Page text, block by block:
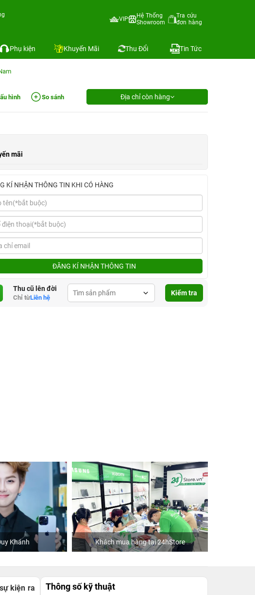
VIP
Hệ Thống
Showroom
Tra cứu
đơn hàng
Phụ kiện Khuyến Mãi Thu Đổi Tin Tức
hình So sánh Địa chỉ còn hàng
mãi
KÍ NHẬN THÔNG TIN KHI CÓ HÀNG
ĐĂNG KÍ NHẬN THÔNG TIN
Thu cũ lên đời
Chỉ từLiên hệ
Kiểm tra
tại 24hStore Tiktoker Việt Mỹ
kiện ra
Thông số kỹ thuật